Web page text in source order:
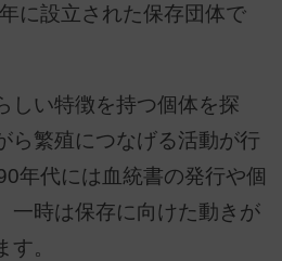
に設立された保存団体で
しい特徴を持つ個体を探
ら繁殖につなげる活動が行
年代には血統書の発行や個
一時は保存に向けた動きが
。